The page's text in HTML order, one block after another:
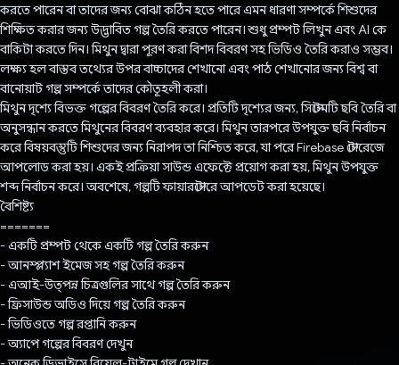
করতে পারেন বা তাদের জন্য বোঝা কঠিন হতে পারে এমন ধারণা সম্পর্কে শিশুদের
শিক্ষিত করার জন্য উদ্ভাবিত গল্প তৈরি করতে পারেন। শুধু প্রম্পট লিখুন এবং AI কে
বাকিটা করতে দিন। মিথুন দ্বারা পূরণ করা বিশদ বিবরণ সহ ভিডিও তৈরি করাও সম্ভব।
লক্ষ্য হল বাস্তব তথ্যের উপর বাচ্চাদের শেখানো এবং পাঠ শেখানোর জন্য বিশ্ব বা
বানোয়াট গল্প সম্পর্কে তাদের কৌতূহলী করা।
মিথুন দৃশ্যে বিভক্ত গল্পের বিবরণ তৈরি করে। প্রতিটি দৃশ্যের জন্য, সিস্টেমটি ছবি তৈরি বা
অনুসন্ধান করতে মিথুনের বিবরণ ব্যবহার করে। মিথুন তারপরে উপযুক্ত ছবি নির্বাচন
করে বিষয়বস্তুটি শিশুদের জন্য নিরাপদ তা নিশ্চিত করে, যা পরে Firebase স্টোরেজে
আপলোড করা হয়। একই প্রক্রিয়া সাউন্ড এফেক্টে প্রয়োগ করা হয়, মিথুন উপযুক্ত
শব্দ নির্বাচন করে। অবশেষে, গল্পটি ফায়ারস্টোরে আপডেট করা হয়েছে।
বৈশিষ্ট্য
=======
- একটি প্রম্পট থেকে একটি গল্প তৈরি করুন
- আনস্প্ল্যাশ ইমেজ সহ গল্প তৈরি করুন
- এআই-উত্পন্ন চিত্রগুলির সাথে গল্প তৈরি করুন
- ফ্রিসাউন্ড অডিও দিয়ে গল্প তৈরি করুন
- ভিডিওতে গল্প রপ্তানি করুন
- অ্যাপে গল্পের বিবরণ দেখুন